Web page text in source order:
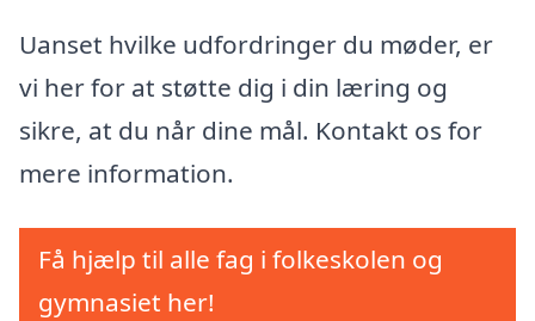
Uanset hvilke udfordringer du møder, er
vi her for at støtte dig i din læring og
sikre, at du når dine mål. Kontakt os for
mere information.
Få hjælp til alle fag i folkeskolen og
gymnasiet her!